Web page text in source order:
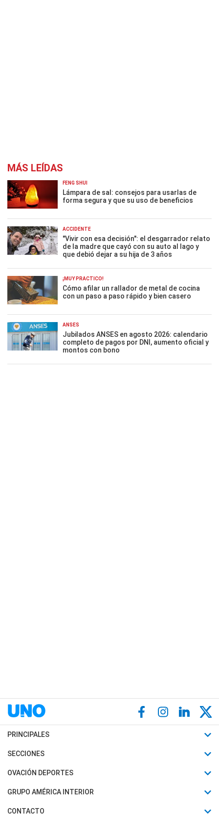
MÁS LEÍDAS
FENG SHUI
Lámpara de sal: consejos para usarlas de
forma segura y que su uso de beneficios
ACCIDENTE
"Vivir con esa decisión": el desgarrador relato
de la madre que cayó con su auto al lago y
que debió dejar a su hija de 3 años
¡MUY PRÁCTICO!
Cómo afilar un rallador de metal de cocina
con un paso a paso rápido y bien casero
ANSES
Jubilados ANSES en agosto 2026: calendario
completo de pagos por DNI, aumento oficial y
montos con bono
PRINCIPALES
Últimas Noticias
Política
SECCIONES
Horóscopo
Motores
OVACIÓN DEPORTES
Fútbol
Mundial
GRUPO AMÉRICA INTERIOR
Canal 7 en Vivo
CONTACTO